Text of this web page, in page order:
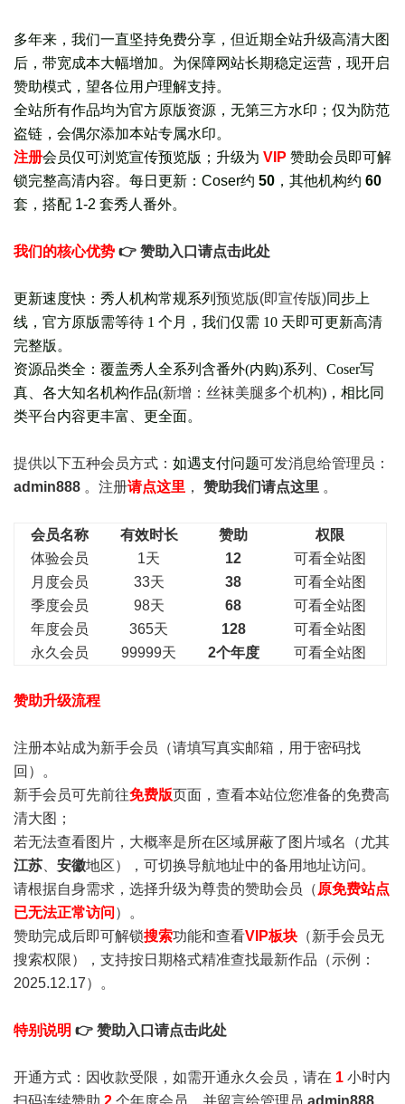
多年来，我们一直坚持免费分享，但近期全站升级高清大图
后，带宽成本大幅增加。为保障网站长期稳定运营，现开启
赞助模式，望各位用户理解支持。
全站所有作品均为官方原版资源，无第三方水印；仅为防范
盗链，会偶尔添加本站专属水印。
注册会员仅可浏览宣传预览版 ； 升级为 VIP 赞助会员即可解
锁完整高清内容。每日更新： Coser约 50 ，其他机构约 60
套， 搭配 1-2 套秀人番外。
我们的核心优势 👉 赞助入口请点击此处
更新速度快：秀人机构常规系列 预览版(即宣传版)同步上
线，官方原版需等待 1 个月，我们仅需 10 天即可更新高清
完整版。
资源品类全：覆盖秀人全系列含番外(内购)系列、Coser写
真、各大知名机构作品(新增：丝袜美腿多个机构)，相比同
类平台内容更丰富、更全面。
提供以下五种会员方式： 如遇支付问题可发消息给管理员：
admin888 。注册请点这里 ， 赞助我们请点这里 。
会员名称 有效时长 赞助
权限
体验会员
1天 12
可看全站图
月度会员
33天 38
可看全站图
季度会员
98天 68
可看全站图
年度会员
365天 128
可看全站图
永久会员
99999天 2个年度 可看全站图
赞助升级流程
注册本站成为新手会员 （请填写真实邮箱，用于密码找
回）。
新手会员可先前往免费版页面，查看本站位您准备的免费高
清大图；
若无法查看图片，大概率是所在区域屏蔽了图片域名（尤其
江苏
安徽地区），可切换导航地址中的备用地址访问。
请根据自身需求，选择升级为尊贵的赞助会员（ 原免费站点
已无法正常访问 ）。
赞助完成后即可解锁搜索功能和查看VIP板块 （新手会员无
搜索权限），支持按日期格式精准查找最新作品（示例：
2025.12.17）。
特别说明 👉 赞助入口请点击此处
开通方式：因收款受限，如需开通永久会员，请在 1 小时内
扫码连续赞助 2 个年度会员，并留言给管理员 admin888